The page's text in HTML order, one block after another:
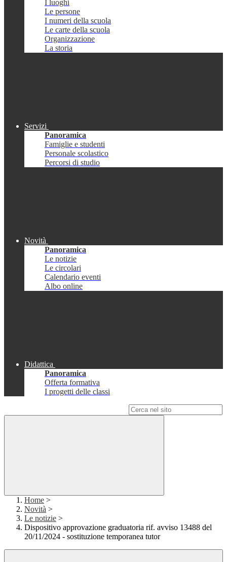
I luoghi
Le persone
I numeri della scuola
Le carte della scuola
Organizzazione
La storia
Servizi
Panoramica
Famiglie e studenti
Personale scolastico
Percorsi di studio
Novità
Panoramica
Le notizie
Le circolari
Calendario eventi
Albo online
Didattica
Panoramica
Offerta formativa
I progetti delle classi
Home >
Novità >
Le notizie >
Dispositivo approvazione graduatoria rif. avviso 13488 del
20/11/2024 - sostituzione temporanea tutor